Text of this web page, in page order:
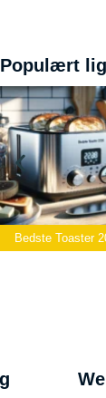
Populært
Bedste Elkedel